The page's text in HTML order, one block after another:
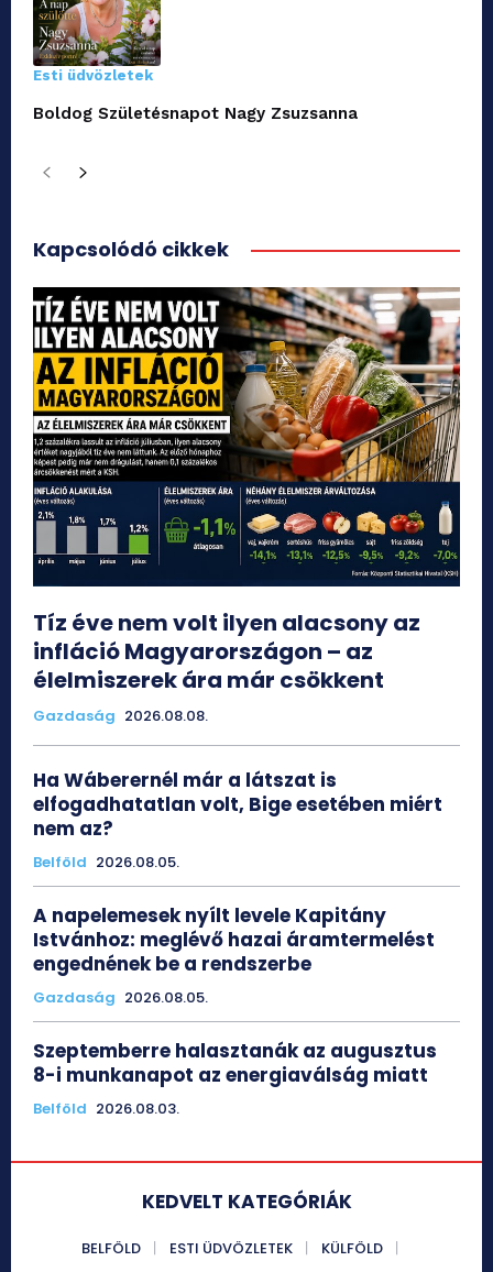
Esti üdvözletek
Boldog Születésnapot Nagy Zsuzsanna
Kapcsolódó cikkek
Tíz éve nem volt ilyen alacsony az
infláció Magyarországon – az
élelmiszerek ára már csökkent
Gazdaság 2026.08.08.
Ha Wáberernél már a látszat is
elfogadhatatlan volt, Bige esetében miért
nem az?
Belföld 2026.08.05.
A napelemesek nyílt levele Kapitány
Istvánhoz: meglévő hazai áramtermelést
engednének be a rendszerbe
Gazdaság 2026.08.05.
Szeptemberre halasztanák az augusztus
8-i munkanapot az energiaválság miatt
Belföld 2026.08.03.
KEDVELT KATEGÓRIÁK
BELFÖLD ESTI ÜDVÖZLETEK
KÜLFÖLD